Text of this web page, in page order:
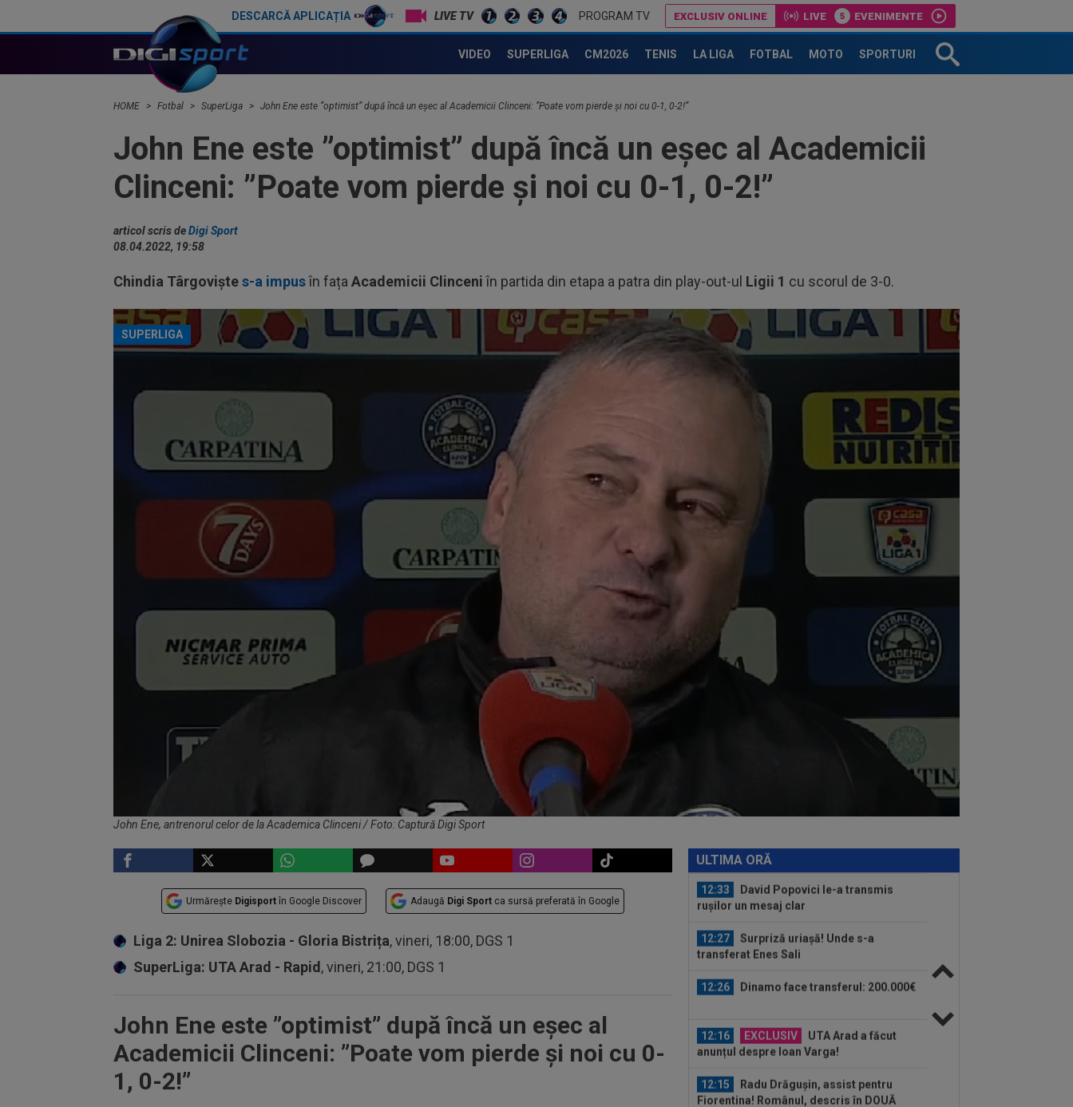
DESCARCĂ APLICAȚIA PROGRAM TV EXCLUSIV ONLINE LIVE EVENIMENTE
VIDEO SUPERLIGA CM2026 TENIS LA LIGA FOTBAL MOTO SPORTURI
HOME Fotbal SuperLiga John Ene este ”optimist” după încă un eșec al Academicii Clinceni: ”Poate vom pierde și noi cu 0-1, 0-2!”
John Ene este ”optimist” după încă un eșec al Academicii
Clinceni: ”Poate vom pierde și noi cu 0-1, 0-2!”
articol scris deDigi Sport
08.04.2022, 19:58
Chindia Târgoviștes-a impusîn fața Academicii Clinceniîn partida din etapa a patra din play-out-ul Ligii 1 cu scorul de 3-0.
SUPERLIGA
John Ene, antrenorul celor de la Academica Clinceni / Foto: Captură Digi Sport
Urmărește Digisport în Google Discover Adaugă Digi Sport ca sursă preferată în Google
Liga 2: Unirea Slobozia - Gloria Bistrița, vineri, 18:00, DGS 1
SuperLiga: UTA Arad - Rapid , vineri, 21:00, DGS 1
John Ene este ”optimist” după încă un eșec al
Academicii Clinceni: ”Poate vom pierde și noi cu 0-
1, 0-2!”
ULTIMA ORĂ
Surpriză uriașă! Unde s-a
12:26 Dinamo face transferul: 200.000€
UTA Arad a făcut
anunțul despre Ioan Varga!
Fiorentina! Românul, descris în DOUĂ
cuvinte de...
11:59
Găsit vinovat, după ce Rodri a
refuzat-o pe Real Madrid și a ales să
semneze cu...
Transfer pentru fostul golgheter
iar Inter mai are o șansă!
replica lui Mihai Stoica: ”Chiar mă
gândesc”
12:33
David Popovici le-a transmis
rușilor un mesaj clar
12:27
Surpriză uriașă! Unde s-a
transferat Enes Sali
12:26 Dinamo face transferul: 200.000€
12:16 EXCLUSIV
UTA Arad a făcut
anunțul despre Ioan Varga!
12:15
Radu Drăgușin, assist pentru
Fiorentina! Românul, descris în DOUĂ